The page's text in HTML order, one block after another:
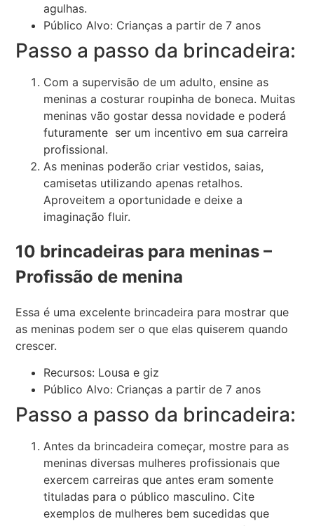
agulhas.
Público Alvo: Crianças a partir de 7 anos
Passo a passo da brincadeira:
Com a supervisão de um adulto, ensine as
meninas a costurar roupinha de boneca. Muitas
meninas vão gostar dessa novidade e poderá
futuramente ser um incentivo em sua carreira
profissional.
As meninas poderão criar vestidos, saias,
camisetas utilizando apenas retalhos.
Aproveitem a oportunidade e deixe a
imaginação fluir.
10 brincadeiras para meninas –
Profissão de menina
Essa é uma excelente brincadeira para mostrar que
as meninas podem ser o que elas quiserem quando
crescer.
Recursos: Lousa e giz
Público Alvo: Crianças a partir de 7 anos
Passo a passo da brincadeira:
Antes da brincadeira começar, mostre para as
meninas diversas mulheres profissionais que
exercem carreiras que antes eram somente
tituladas para o público masculino. Cite
exemplos de mulheres bem sucedidas que